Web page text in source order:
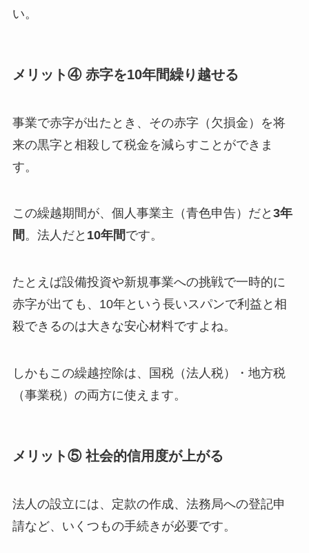
い。
メリット④ 赤字を10年間繰り越せる
事業で赤字が出たとき、その赤字（欠損金）を将
来の黒字と相殺して税金を減らすことができま
す。
この繰越期間が、個人事業主（青色申告）だと 3年
間。法人だと 10年間です。
たとえば設備投資や新規事業への挑戦で一時的に
赤字が出ても、10年という長いスパンで利益と相
殺できるのは大きな安心材料ですよね。
しかもこの繰越控除は、国税（法人税）・地方税
（事業税）の両方に使えます。
メリット⑤ 社会的信用度が上がる
法人の設立には、定款の作成、法務局への登記申
請など、いくつもの手続きが必要です。